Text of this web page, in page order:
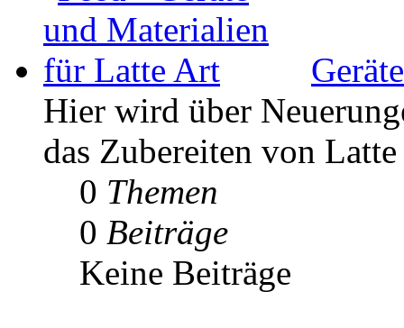
Hier wird über
das Zubereiten von
0 Themen
0 Beiträge
Keine Beiträge